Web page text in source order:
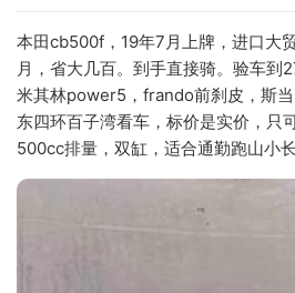
本田cb500f，19年7月上牌，进口大
月，省大几百。到手直接骑。验车到
米其林power5，frando前刹皮，斯
东四环百子湾看车，标价是实价，只
500cc排量，双缸，适合通勤跑山小